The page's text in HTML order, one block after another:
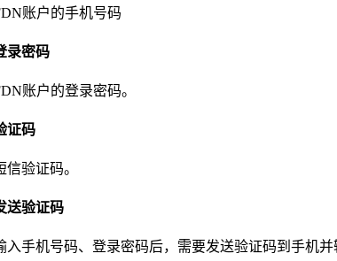
账户的手机号码
录密码
账户的登录密码。
证码
信验证码。
送验证码
入手机号码、登录密码后，需要发送验证码到手机并